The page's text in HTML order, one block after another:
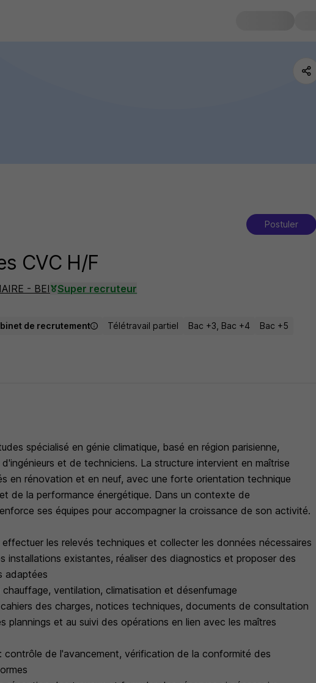
Postuler
CVC H/F
- BEI
Super recruteur
de recrutement Télétravail partiel Bac +3, Bac +4
Bac +5
spécialisé en génie climatique, basé en région parisienne,
et de techniciens. La structure intervient en maîtrise
en rénovation et en neuf, avec une forte orientation technique
de la performance énergétique. Dans un contexte de
ses équipes pour accompagner la croissance de son activité.
les relevés techniques et collecter les données nécessaires
installations existantes, réaliser des diagnostics et proposer des
adaptées
ventilation, climatisation et désenfumage
des charges, notices techniques, documents de consultation
plannings et au suivi des opérations en lien avec les maîtres
contrôle de l'avancement, vérification de la conformité des